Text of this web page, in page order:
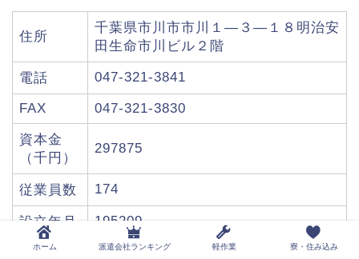
住所
千葉県市川市市川１―３―１８明治安
田生命市川ビル２階
電話 047-321-3841
FAX 047-321-3830
資本金
（千円）
297875
従業員数 174
設立年月 195209
業種 磨棒鋼製造業
ホーム 派遣会社ランキング 軽作業 寮・住み込み